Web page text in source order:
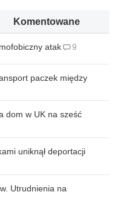
Komentowane
atak 9
paczek między
dom w UK na sześć
uniknął deportacji
Utrudnienia na